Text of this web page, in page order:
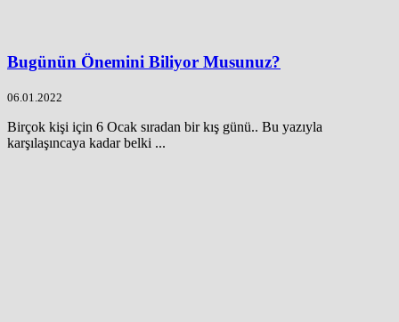
Bugünün Önemini Biliyor Musunuz?
06.01.2022
Birçok kişi için 6 Ocak sıradan bir kış günü.. Bu yazıyla
karşılaşıncaya kadar belki ...